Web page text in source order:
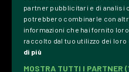
Trasparenza
Privacy Policy
partner pubblicitari e di analisi
potrebbero combinarle con
informazioni che hai fornito
raccolto dal tuo utilizzo dei loro
di più
MOSTRA TUTTI I PARTNER